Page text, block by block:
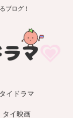
ブログ！
タイドラマ
タイ映画